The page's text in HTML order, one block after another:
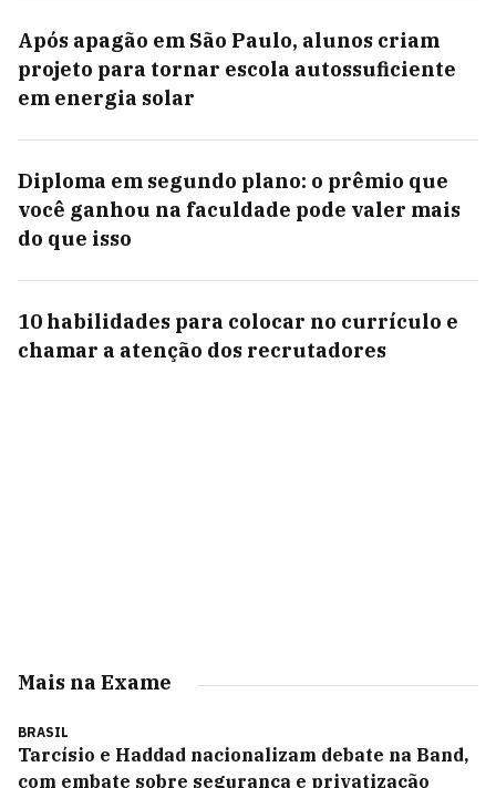
Após apagão em São Paulo, alunos criam
projeto para tornar escola autossuficiente
em energia solar
Diploma em segundo plano: o prêmio que
você ganhou na faculdade pode valer mais
do que isso
10 habilidades para colocar no currículo e
chamar a atenção dos recrutadores
Mais na Exame
BRASIL
Tarcísio e Haddad nacionalizam debate na Band,
com embate sobre segurança e privatização